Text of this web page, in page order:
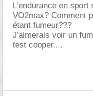
L'endurance en sport
VO2max? Comment
étant fumeur???
J'aimerais voir un
test cooper....